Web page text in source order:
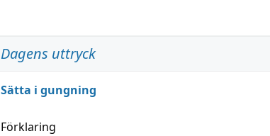
Dagens uttryck
Sätta i gungning
Förklaring